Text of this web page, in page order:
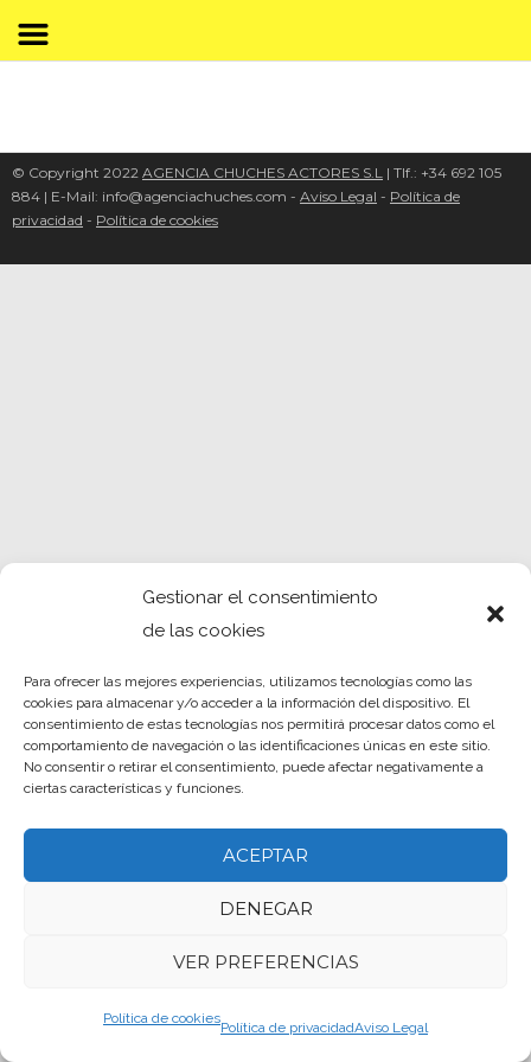
Gestionar el consentimiento
de las cookies
Para ofrecer las mejores experiencias, utilizamos tecnologías como las
cookies para almacenar y/o acceder a la información del dispositivo. El
consentimiento de estas tecnologías nos permitirá procesar datos como el
comportamiento de navegación o las identificaciones únicas en este sitio.
No consentir o retirar el consentimiento, puede afectar negativamente a
ciertas características y funciones.
ACEPTAR
DENEGAR
VER PREFERENCIAS
Política de cookies
Política de privacidadAviso Legal
© Copyright 2022 AGENCIA CHUCHES ACTORES S.L | Tlf.: +34 692 105
884 | E-Mail: info@agenciachuches.com - Aviso Legal - Política de
privacidad - Política de cookies